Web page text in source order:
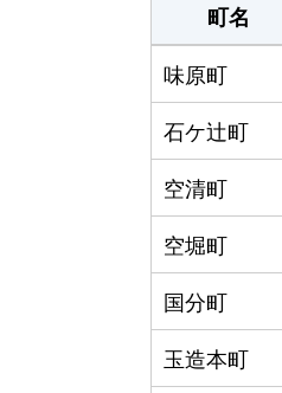
町名
味原町
石ケ辻町
空清町
空堀町
国分町
玉造本町